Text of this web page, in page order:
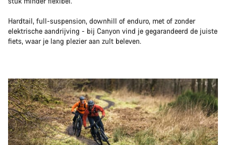
Hardtail, full-suspension, downhill of enduro, met of zonder
elektrische aandrijving - bij Canyon vind je gegarandeerd de juiste
fiets, waar je lang plezier aan zult beleven.